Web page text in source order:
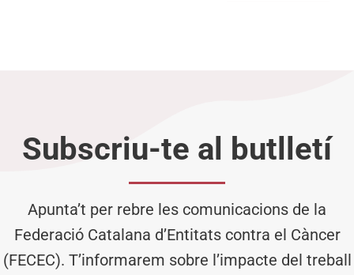
Subscriu-te al butlletí
Apunta’t per rebre les comunicacions de la
Federació Catalana d’Entitats contra el Càncer
(FECEC). T’informarem sobre l’impacte del treball